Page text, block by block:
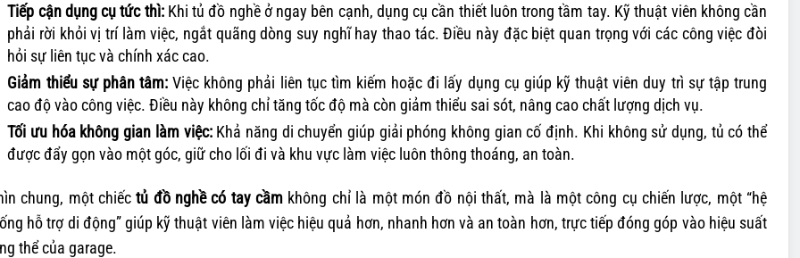
Tiếp cận dụng cụ tức thì:Khi tủ đồ nghề ở ngay bên cạnh, dụng cụ cần thiết luôn trong tầm tay. Kỹ thuật viên không cần
phải rời khỏi vị trí làm việc, ngắt quãng dòng suy nghĩ hay thao tác. Điều này đặc biệt quan trọng với các công việc đòi
hỏi sự liên tục và chính xác cao.
Giảm thiểu sự phân tâm:Việc không phải liên tục tìm kiếm hoặc đi lấy dụng cụ giúp kỹ thuật viên duy trì sự tập trung
cao độ vào công việc. Điều này không chỉ tăng tốc độ mà còn giảm thiểu sai sót, nâng cao chất lượng dịch vụ.
Tối ưu hóa không gian làm việc:Khả năng di chuyển giúp giải phóng không gian cố định. Khi không sử dụng, tủ có thể
được đẩy gọn vào một góc, giữ cho lối đi và khu vực làm việc luôn thông thoáng, an toàn.
chung, một chiếctủ đồ nghề có tay cầm không chỉ là một món đồ nội thất, mà là một công cụ chiến lược, một “hệ
hỗ trợ di động” giúp kỹ thuật viên làm việc hiệu quả hơn, nhanh hơn và an toàn hơn, trực tiếp đóng góp vào hiệu suất
thể của garage.